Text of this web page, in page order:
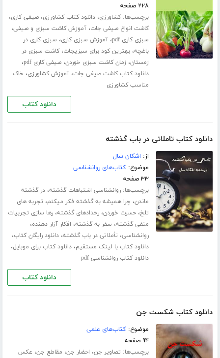
۲۲۸ صفحه
برچسب‌ها:کشاورزی،دانلود کتاب کشاورزی،صیفی کاری،
کاشت انواع صیفی جات،آموزش کاشت سبزی و صیفی،
سبزی کاری pdf ،آموزش سبزی کاری، سبزی کاری در
باغچه،بهترین کود برای سبزیجات،کاشت سبزی در
زمستان، زمان کاشت سبزی خوردن،صیفی کاری pdf ،
دانلود کتاب کاشت صیفی جات،آموزش کشاورزی، خاک
مناسب کشاورزی
دانلود کتاب
دانلود کتاب تاملاتی در باب گذشته
از: اشکان سال
موضوع:کتاب‌های روانشناسی
۳۳ صفحه
برچسب‌ها:روانشناسی اشتباهات گذشته،در گذشته
ماندن، چرا همیشه به گذشته فکر میکنم، تجربه های
تلخ،حسرت خوردن،رخدادهای گذشته،رها سازی تجربیات
منفی گذشته، سفر به گذشته، افکار آزار دهنده،
روانشناسی، تأملاتی در باب گذشته،دانلود رایگان کتاب،
دانلود کتاب با لینک مستقیم،دانلود کتاب برای موبایل،
دانلود کتاب روانشناسی pdf
دانلود کتاب
دانلود کتاب شکست جن
موضوع:کتاب‌های علمی
۹۴ صفحه
برچسب‌ها: تصاویر جن، احضار جن، مقاطع جن، عکس